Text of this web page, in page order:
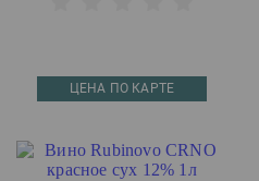
ЦЕНА ПО КАРТЕ